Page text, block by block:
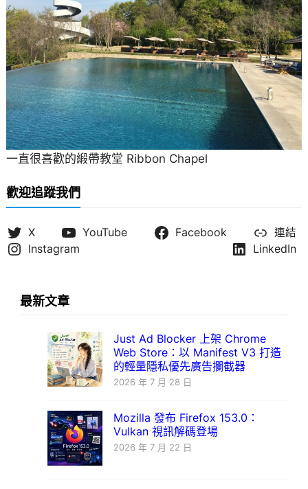
一直很喜歡的緞帶教堂 Ribbon Chapel
歡迎追蹤我們
X YouTube Facebook
連結
Instagram
LinkedIn
最新文章
Just Ad Blocker 上架 Chrome
Web Store：以 Manifest V3 打造
的輕量隱私優先廣告攔截器
2026 年 7 月 28 日
Mozilla 發布 Firefox 153.0：
Vulkan 視訊解碼登場
2026 年 7 月 22 日